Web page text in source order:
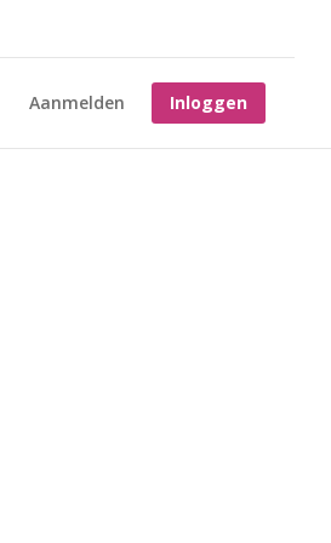
Inloggen
Aanmelden